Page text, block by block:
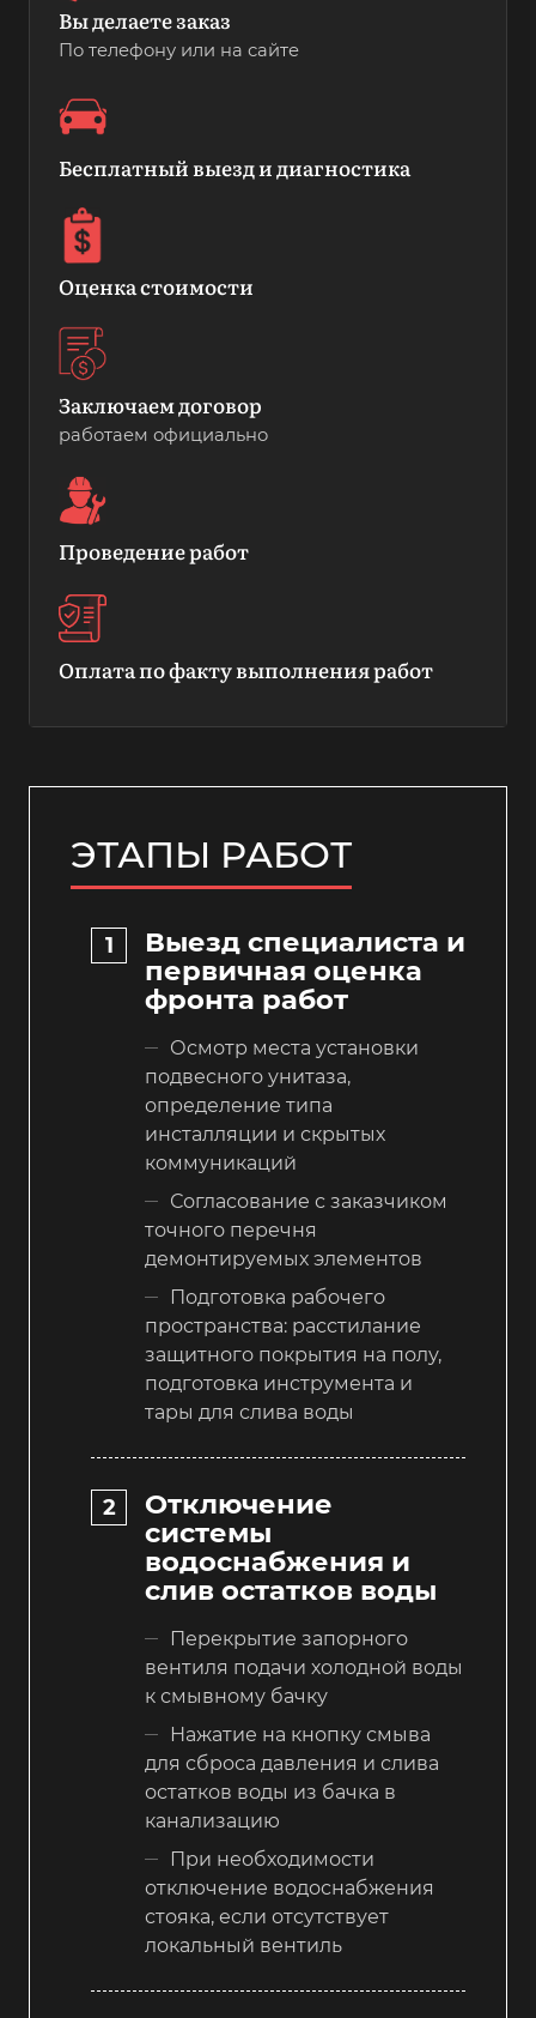
Вы делаете заказ
По телефону или на сайте
Бесплатный выезд и диагностика
Оценка стоимости
Заключаем договор
работаем официально
Проведение работ
Оплата по факту выполнения работ
ЭТАПЫ РАБОТ
Выезд специалиста и
первичная оценка
фронта работ
Осмотр места установки
подвесного унитаза,
определение типа
инсталляции и скрытых
коммуникаций
Согласование с заказчиком
точного перечня
демонтируемых элементов
Подготовка рабочего
пространства: расстилание
защитного покрытия на полу,
подготовка инструмента и
тары для слива воды
Отключение
системы
водоснабжения и
слив остатков воды
Перекрытие запорного
вентиля подачи холодной воды
к смывному бачку
Нажатие на кнопку смыва
для сброса давления и слива
остатков воды из бачка в
канализацию
При необходимости
отключение водоснабжения
стояка, если отсутствует
локальный вентиль